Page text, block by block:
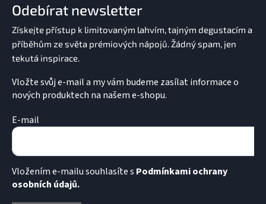
Odebírat newsletter
Vložte svůj e-mail a my vám budeme zasílat informace o
nových produktech na našem e-shopu.
E-mail
Vložením e-mailu souhlasíte s Podmínkami ochrany
osobních údajů.